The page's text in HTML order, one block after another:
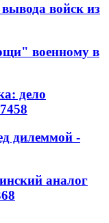
войск из
военному в
дело
7458
дилеммой -
аналог